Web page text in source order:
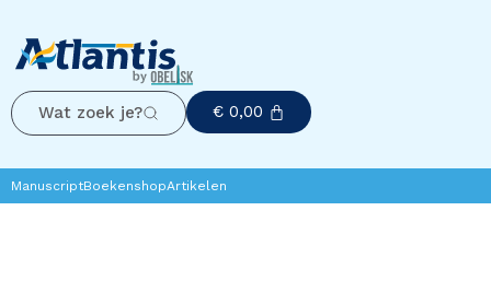
Wat zoek je? € 0,00
ManuscriptBoekenshopArtikelen